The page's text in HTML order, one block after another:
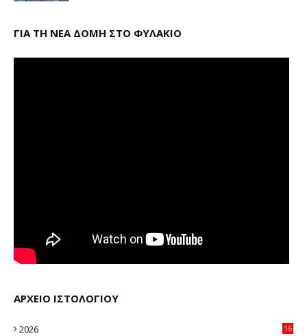
ΓΙΑ ΤΗ ΝΕΑ ΔΟΜΗ ΣΤΟ ΦΥΛΑΚΙΟ
ΑΡΧΕΙΟ ΙΣΤΟΛΟΓΙΟΥ
2026
16